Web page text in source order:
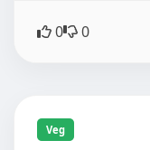
0 0
Veg